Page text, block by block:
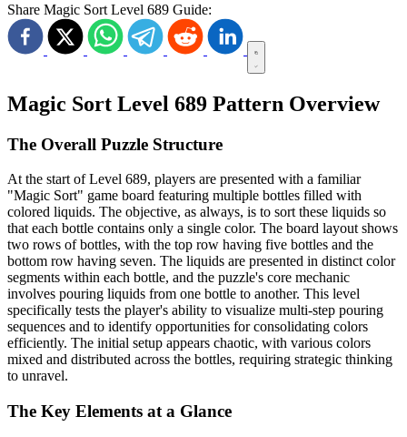
Share Magic Sort Level 689 Guide:
Magic Sort Level 689 Pattern Overview
The Overall Puzzle Structure
At the start of Level 689, players are presented with a familiar
"Magic Sort" game board featuring multiple bottles filled with
colored liquids. The objective, as always, is to sort these liquids so
that each bottle contains only a single color. The board layout shows
two rows of bottles, with the top row having five bottles and the
bottom row having seven. The liquids are presented in distinct color
segments within each bottle, and the puzzle's core mechanic
involves pouring liquids from one bottle to another. This level
specifically tests the player's ability to visualize multi-step pouring
sequences and to identify opportunities for consolidating colors
efficiently. The initial setup appears chaotic, with various colors
mixed and distributed across the bottles, requiring strategic thinking
to unravel.
The Key Elements at a Glance